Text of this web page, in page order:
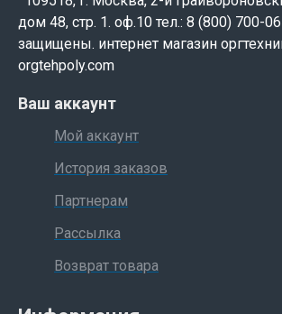
дом 48, стр. 1. оф.10 тел.: 8 (800) 700-
защищены. интернет магазин
orgtehpoly.com
Ваш аккаунт
Мой аккаунт
История заказов
Партнерам
Рассылка
Возврат товара